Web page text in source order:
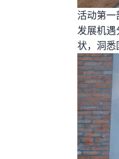
活动第一
发展机遇
状，洞悉